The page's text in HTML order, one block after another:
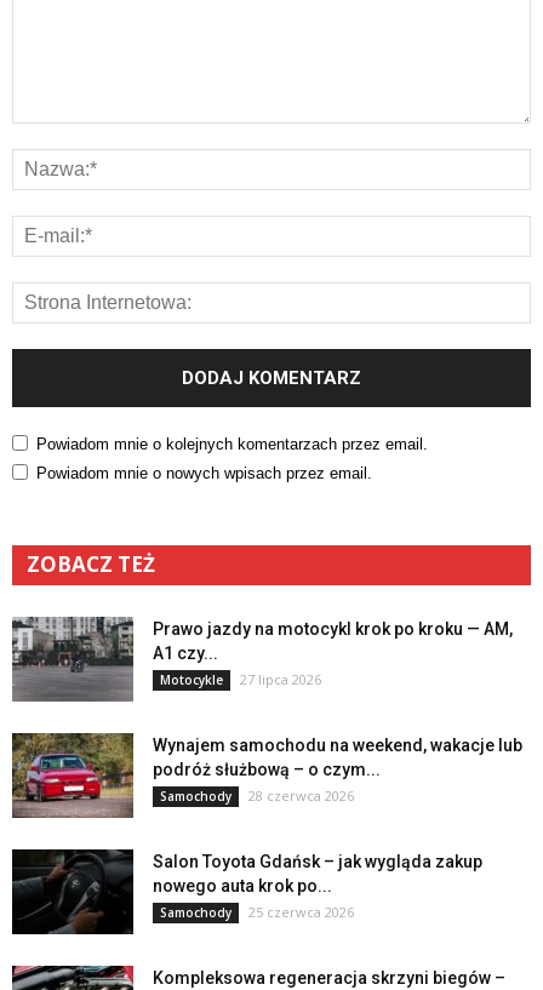
Powiadom mnie o kolejnych komentarzach przez email.
Powiadom mnie o nowych wpisach przez email.
ZOBACZ TEŻ
Prawo jazdy na motocykl krok po kroku — AM,
A1 czy...
Motocykle 27 lipca 2026
Wynajem samochodu na weekend, wakacje lub
podróż służbową – o czym...
Samochody 28 czerwca 2026
Salon Toyota Gdańsk – jak wygląda zakup
nowego auta krok po...
Samochody 25 czerwca 2026
Kompleksowa regeneracja skrzyni biegów –